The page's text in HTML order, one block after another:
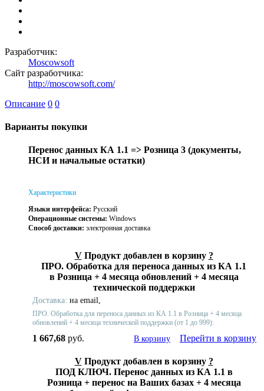
Разработчик:
Moscowsoft
Сайт разработчика:
http://moscowsoft.com/
Описание 0 0
Варианты покупки
Перенос данных КА 1.1 => Розница 3 (документы,
НСИ и начальные остатки)
Характеристики
Языки интерфейса: Русский
Операционные системы: Windows
Способ доставки: электронная доставка
V Продукт добавлен в корзину ?
ПРО. Обработка для переноса данных из КА 1.1
в Розница + 4 месяца обновлений + 4 месяца
технической поддержки
Доставка: на email,
ПРО. Обработка для переноса данных из КА 1.1 в Розница + 4 месяца
обновлений + 4 месяца технической поддержки (от 1 до 999):
1 667,68 руб. В корзину Перейти в корзину
V Продукт добавлен в корзину ?
ПОД КЛЮЧ. Перенос данных из КА 1.1 в
Розница + перенос на Ваших базах + 4 месяца